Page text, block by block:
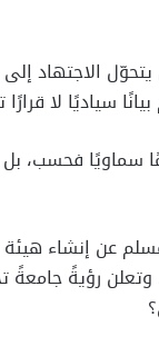
الاجتهاد
سياديًا لا قرارًا
سماويًا فحسب، بل
عن إنشاء
وتعلن رؤيةً